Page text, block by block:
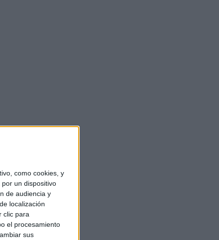
como cookies, y
un dispositivo
de audiencia y
localización
clic para
el procesamiento
sus